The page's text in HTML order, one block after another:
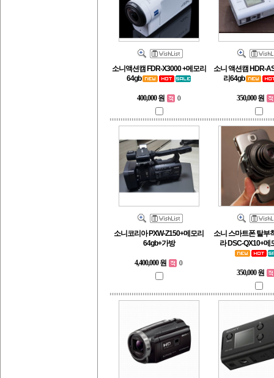
소니액션캠 FDR-X3000 +메모리
64gb
400,000 원 0
소니 액션캠 HDR-
리64gb
350,000 원
소니코리아 PXW-Z150+메모리
64gb+가방
4,400,000 원 0
소니 스마트폰 탈부
라 DSC-QX10+메
350,000 원